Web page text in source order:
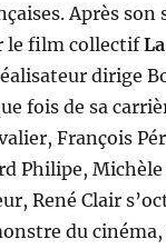
Après
le film collectif
dirige
fois de sa
François
Philipe,
René Clair
du